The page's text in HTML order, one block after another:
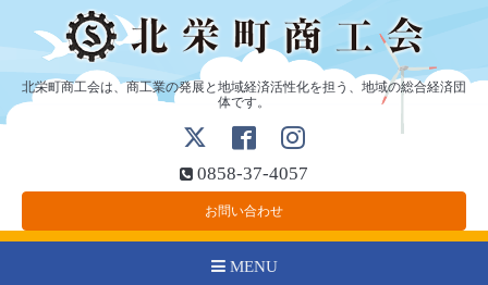
北栄町商工会は、商工業の発展と地域経済活性化を担う、地域の総合経済団
体です。
0858-37-4057
お問い合わせ
MENU